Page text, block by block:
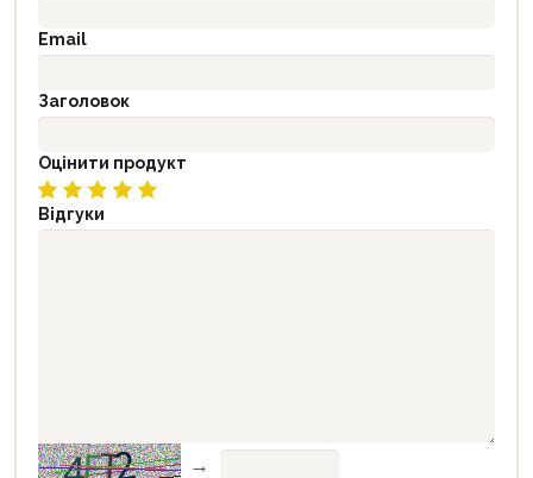
Email
Заголовок
Оцінити продукт
Відгуки
→